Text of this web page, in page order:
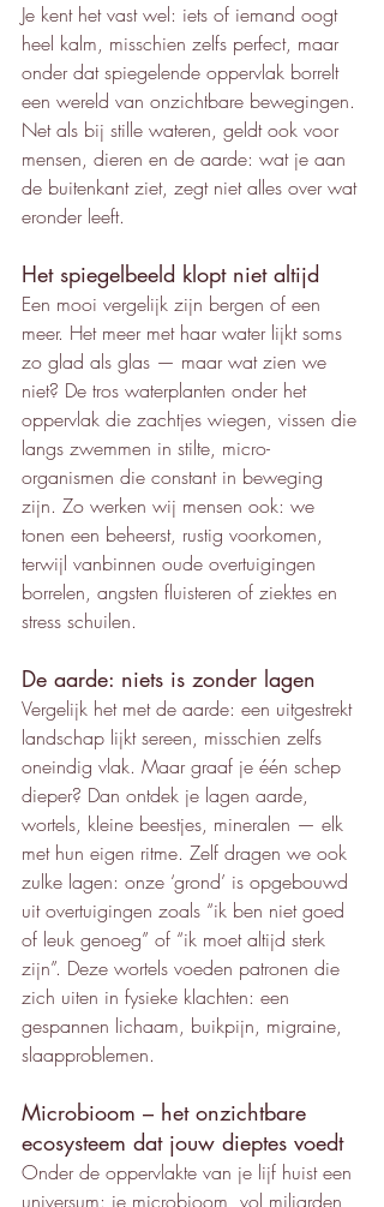
Je kent het vast wel: iets of iemand oogt
heel kalm, misschien zelfs perfect, maar
onder dat spiegelende oppervlak borrelt
een wereld van onzichtbare bewegingen.
Net als bij stille wateren, geldt ook voor
mensen, dieren en de aarde: wat je aan
de buitenkant ziet, zegt niet alles over wat
eronder leeft.
Het spiegelbeeld klopt niet altijd
Een mooi vergelijk zijn bergen of een
meer. Het meer met haar water lijkt soms
zo glad als glas — maar wat zien we
niet? De tros waterplanten onder het
oppervlak die zachtjes wiegen, vissen die
langs zwemmen in stilte, micro-
organismen die constant in beweging
zijn. Zo werken wij mensen ook: we
tonen een beheerst, rustig voorkomen,
terwijl vanbinnen oude overtuigingen
borrelen, angsten fluisteren of ziektes en
stress schuilen.
De aarde: niets is zonder lagen
Vergelijk het met de aarde: een uitgestrekt
landschap lijkt sereen, misschien zelfs
oneindig vlak. Maar graaf je één schep
dieper? Dan ontdek je lagen aarde,
wortels, kleine beestjes, mineralen — elk
met hun eigen ritme. Zelf dragen we ook
zulke lagen: onze ‘grond’ is opgebouwd
uit overtuigingen zoals “ik ben niet goed
of leuk genoeg” of “ik moet altijd sterk
zijn”. Deze wortels voeden patronen die
zich uiten in fysieke klachten: een
gespannen lichaam, buikpijn, migraine,
slaapproblemen.
Microbioom – het onzichtbare
ecosysteem dat jouw dieptes voedt
Onder de oppervlakte van je lijf huist een
universum: je microbioom, vol miljarden